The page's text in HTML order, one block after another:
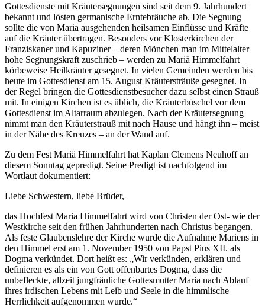
Gottesdienste mit Kräutersegnungen sind seit dem 9. Jahrhundert
bekannt und lösten germanische Erntebräuche ab. Die Segnung
sollte die von Maria ausgehenden heilsamen Einflüsse und Kräfte
auf die Kräuter übertragen. Besonders vor Klosterkirchen der
Franziskaner und Kapuziner – deren Mönchen man im Mittelalter
hohe Segnungskraft zuschrieb – werden zu Mariä Himmelfahrt
körbeweise Heilkräuter gesegnet. In vielen Gemeinden werden bis
heute im Gottesdienst am 15. August Kräutersträuße gesegnet. In
der Regel bringen die Gottesdienstbesucher dazu selbst einen Strauß
mit. In einigen Kirchen ist es üblich, die Kräuterbüschel vor dem
Gottesdienst im Altarraum abzulegen. Nach der Kräutersegnung
nimmt man den Kräuterstrauß mit nach Hause und hängt ihn – meist
in der Nähe des Kreuzes – an der Wand auf.
Zu dem Fest Mariä Himmelfahrt hat Kaplan Clemens Neuhoff an
diesem Sonntag gepredigt. Seine Predigt ist nachfolgend im
Wortlaut dokumentiert:
Liebe Schwestern, liebe Brüder,
das Hochfest Maria Himmelfahrt wird von Christen der Ost- wie der
Westkirche seit den frühen Jahrhunderten nach Christus begangen.
Als feste Glaubenslehre der Kirche wurde die Aufnahme Mariens in
den Himmel erst am 1. November 1950 von Papst Pius XII. als
Dogma verkündet. Dort heißt es: „Wir verkünden, erklären und
definieren es als ein von Gott offenbartes Dogma, dass die
unbefleckte, allzeit jungfräuliche Gottesmutter Maria nach Ablauf
ihres irdischen Lebens mit Leib und Seele in die himmlische
Herrlichkeit aufgenommen wurde.“